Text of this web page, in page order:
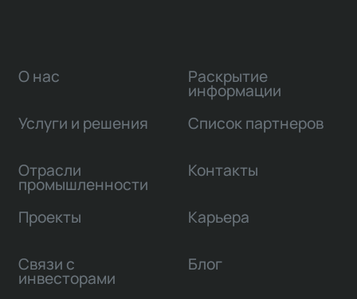
О нас
Услуги и решения
Отрасли
промышленности
Проекты
Связи с
инвесторами
Раскрытие
информации
Список партнеров
Контакты
Карьера
Блог